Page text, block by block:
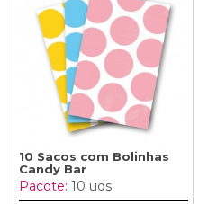
10 Sacos com Bolinhas
Candy Bar
Pacote: 10 uds